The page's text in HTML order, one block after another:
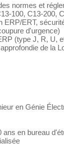
normes et
100, C13-200,
ERP/ERT,
d'urgence)
(type J, R, U,
de la
en Génie
ans en bureau